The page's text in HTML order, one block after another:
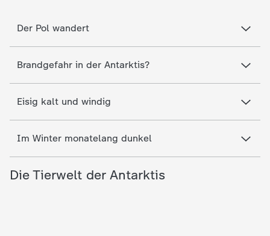
Der Pol wandert
Brandgefahr in der Antarktis?
Eisig kalt und windig
Im Winter monatelang dunkel
Die Tierwelt der Antarktis